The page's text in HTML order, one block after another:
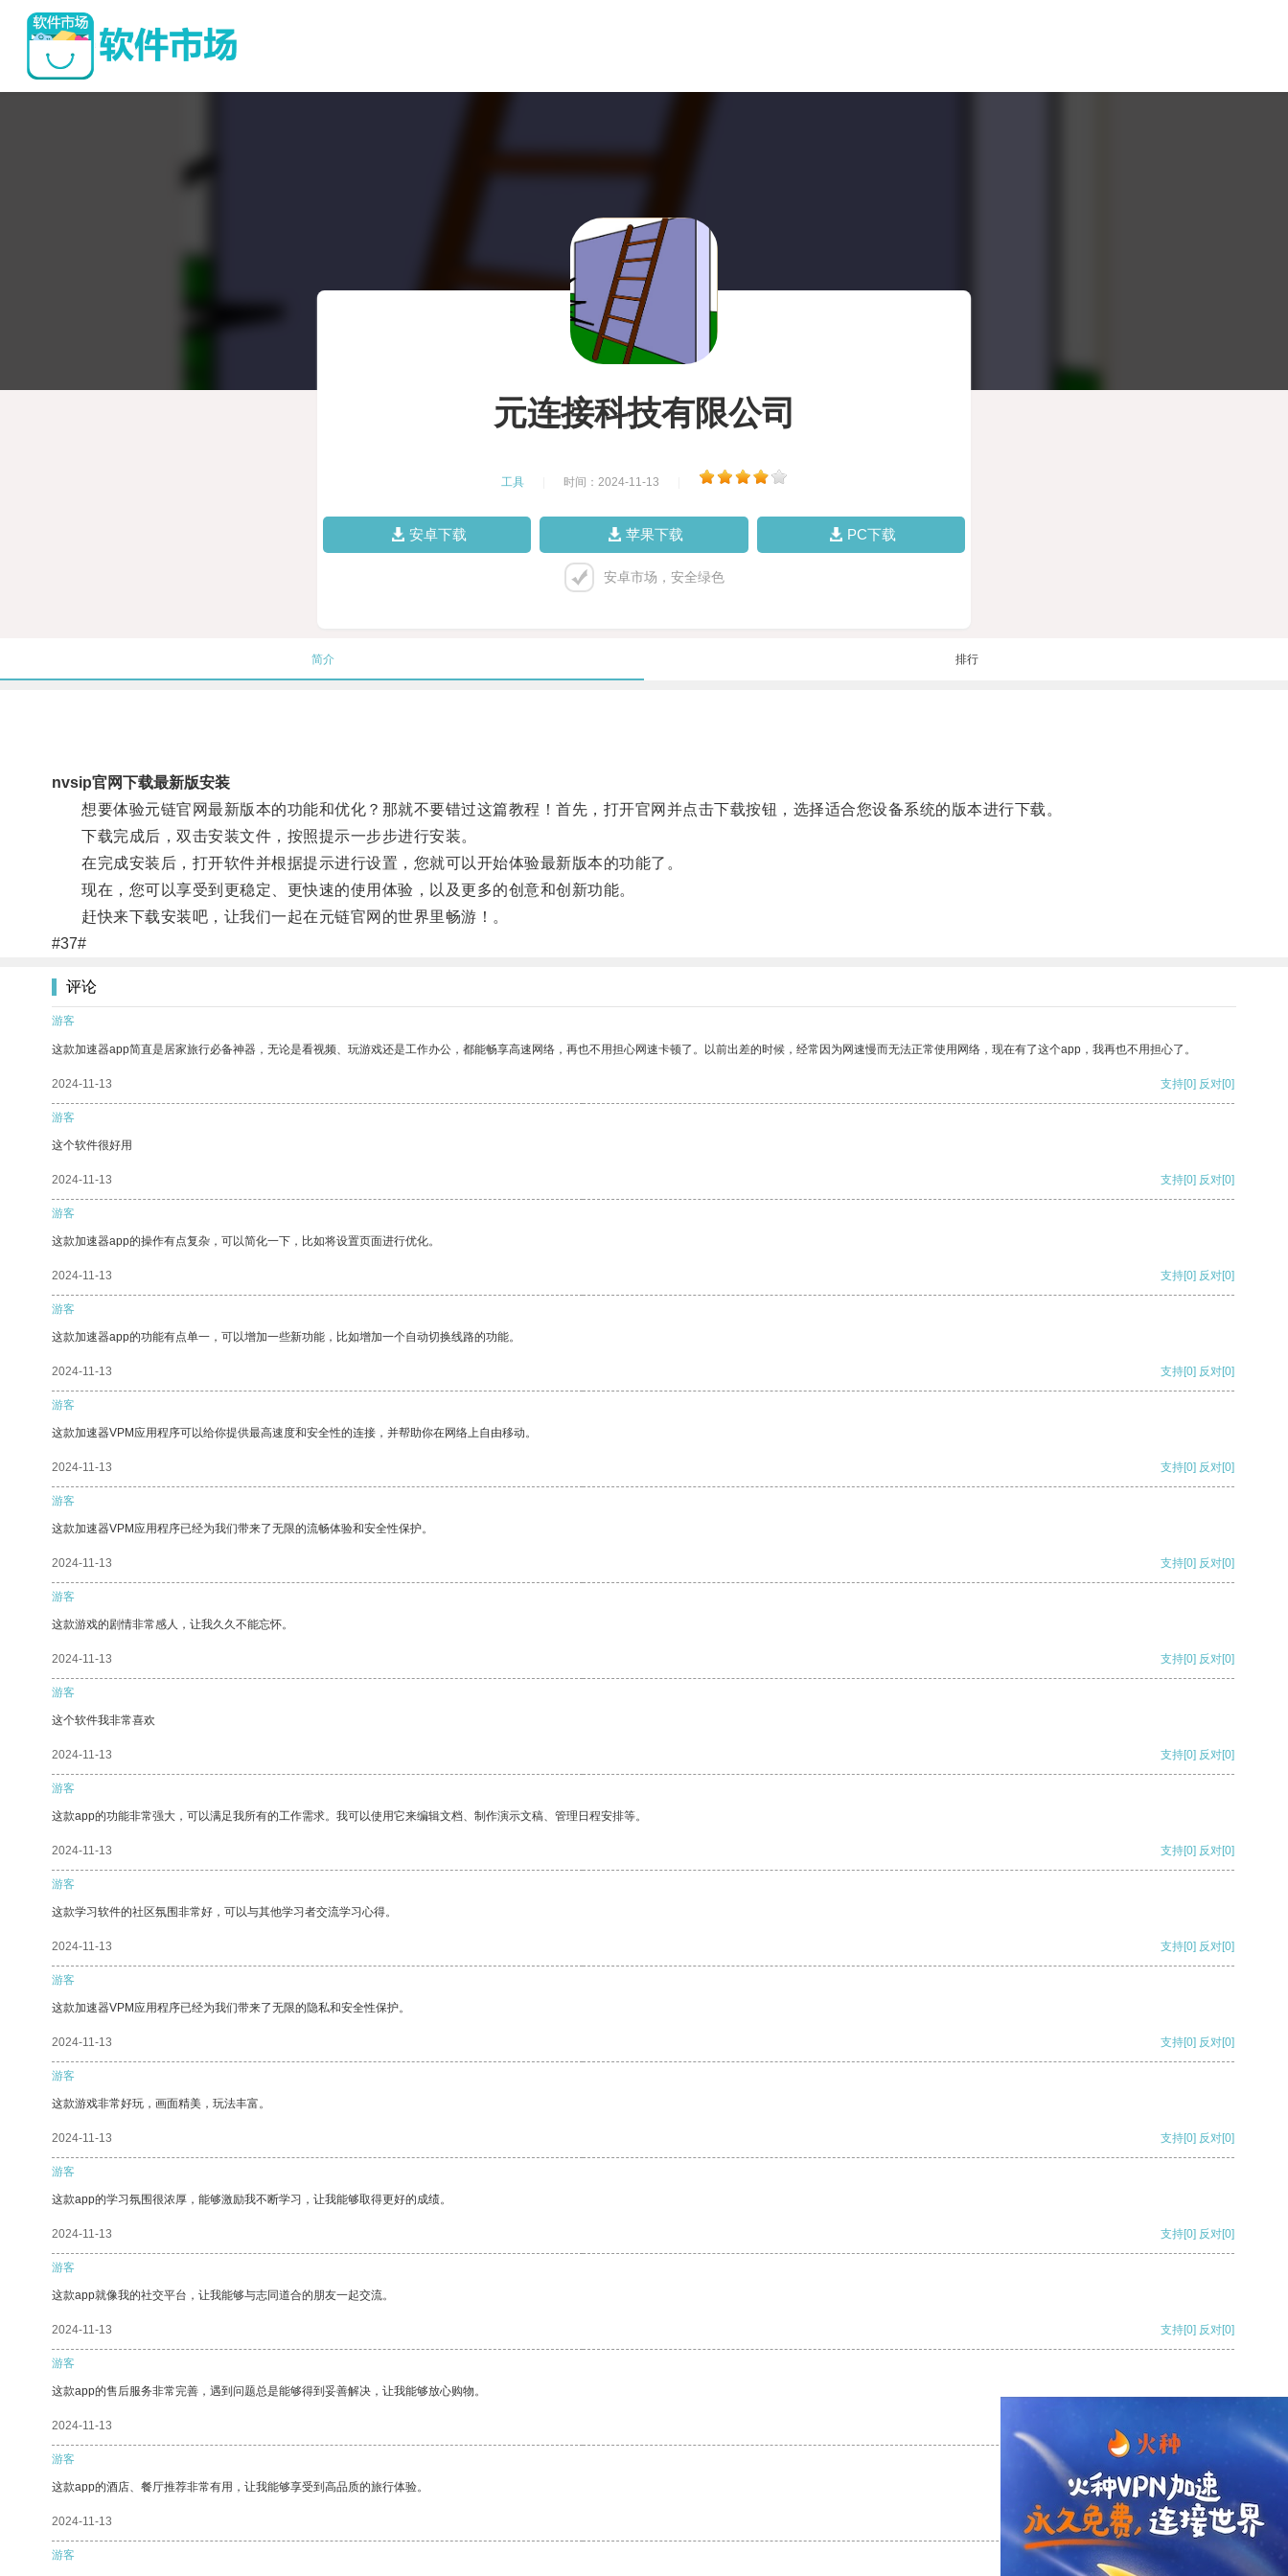
元连接科技有限公司
工具 时间：2024-11-13
安卓下载 苹果下载 PC下载
安卓市场，安全绿色
简介 排行
nvsip官网下载最新版安装
想要体验元链官网最新版本的功能和优化？那就不要错过这篇教程！首先，打开官网并点击下载按钮，选择适合您设备系统的版本进行下载。
下载完成后，双击安装文件，按照提示一步步进行安装。
在完成安装后，打开软件并根据提示进行设置，您就可以开始体验最新版本的功能了。
现在，您可以享受到更稳定、更快速的使用体验，以及更多的创意和创新功能。
赶快来下载安装吧，让我们一起在元链官网的世界里畅游！。
#37#
评论
游客
这款加速器app简直是居家旅行必备神器，无论是看视频、玩游戏还是工作办公，都能畅享高速网络，再也不用担心网速卡顿了。以前出差的时候，经常因为网速慢而无法正常使用网络，现在有了这个app，我再也不用担心了。
2024-11-13 支持[0] 反对[0]
游客
这个软件很好用
2024-11-13 支持[0] 反对[0]
游客
这款加速器app的操作有点复杂，可以简化一下，比如将设置页面进行优化。
2024-11-13 支持[0] 反对[0]
游客
这款加速器app的功能有点单一，可以增加一些新功能，比如增加一个自动切换线路的功能。
2024-11-13 支持[0] 反对[0]
游客
这款加速器VPM应用程序可以给你提供最高速度和安全性的连接，并帮助你在网络上自由移动。
2024-11-13 支持[0] 反对[0]
游客
这款加速器VPM应用程序已经为我们带来了无限的流畅体验和安全性保护。
2024-11-13 支持[0] 反对[0]
游客
这款游戏的剧情非常感人，让我久久不能忘怀。
2024-11-13 支持[0] 反对[0]
游客
这个软件我非常喜欢
2024-11-13 支持[0] 反对[0]
游客
这款app的功能非常强大，可以满足我所有的工作需求。我可以使用它来编辑文档、制作演示文稿、管理日程安排等。
2024-11-13 支持[0] 反对[0]
游客
这款学习软件的社区氛围非常好，可以与其他学习者交流学习心得。
2024-11-13 支持[0] 反对[0]
游客
这款加速器VPM应用程序已经为我们带来了无限的隐私和安全性保护。
2024-11-13 支持[0] 反对[0]
游客
这款游戏非常好玩，画面精美，玩法丰富。
2024-11-13 支持[0] 反对[0]
游客
这款app的学习氛围很浓厚，能够激励我不断学习，让我能够取得更好的成绩。
2024-11-13 支持[0] 反对[0]
游客
这款app就像我的社交平台，让我能够与志同道合的朋友一起交流。
2024-11-13 支持[0] 反对[0]
游客
这款app的售后服务非常完善，遇到问题总是能够得到妥善解决，让我能够放心购物。
2024-11-13
游客
这款app的酒店、餐厅推荐非常有用，让我能够享受到高品质的旅行体验。
2024-11-13 支持 [0] 反对[0]
游客